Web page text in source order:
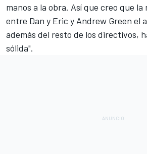
manos a la obra. Así que creo que
entre Dan y Eric y Andrew Green el
además del resto de los directivos,
sólida".